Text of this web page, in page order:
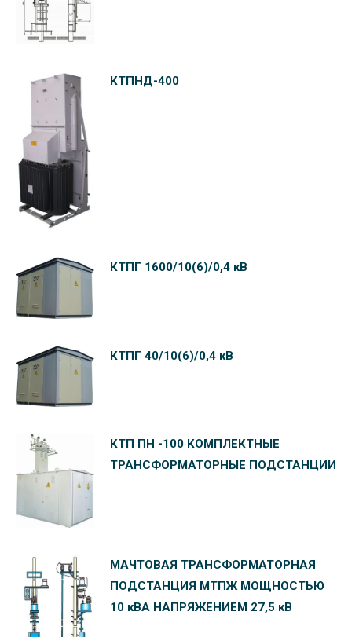
КТПНД-400
КТПГ 1600/10(6)/0,4 кВ
КТПГ 40/10(6)/0,4 кВ
КТП ПН -100 КОМПЛЕКТНЫЕ
ТРАНСФОРМАТОРНЫЕ ПОДСТАНЦИИ
МАЧТОВАЯ ТРАНСФОРМАТОРНАЯ
ПОДСТАНЦИЯ МТПЖ МОЩНОСТЬЮ
10 кВА НАПРЯЖЕНИЕМ 27,5 кВ